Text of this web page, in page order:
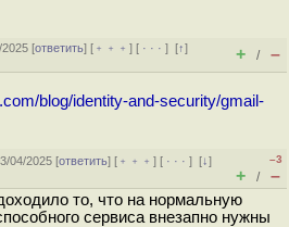
[ответить] [ ﹢﹢﹢] [ · · ·][↑]
+ / –
blog/identity-and-security/gmail-
04/2025 [ответить] [ ﹢﹢﹢] [ · · ·][↓]
–3
+ / –
то, что на нормальную
сервиса внезапно нужны